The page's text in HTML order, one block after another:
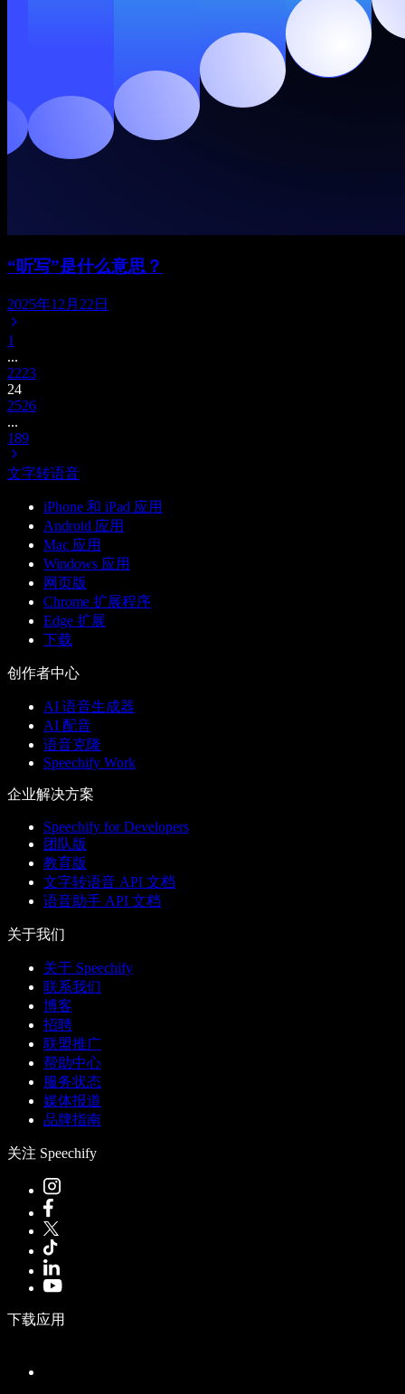
“听写”是什么意思？
2025年12月22日
1
...
2223
24
2526
...
189
文字转语音
iPhone 和 iPad 应用
Android 应用
Mac 应用
Windows 应用
网页版
Chrome 扩展程序
Edge 扩展
下载
创作者中心
AI 语音生成器
AI 配音
语音克隆
Speechify Work
企业解决方案
Speechify for Developers
团队版
教育版
文字转语音 API 文档
语音助手 API 文档
关于我们
关于 Speechify
联系我们
博客
招聘
联盟推广
帮助中心
服务状态
媒体报道
品牌指南
关注 Speechify
下载应用